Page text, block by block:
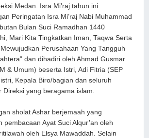
Medan. Isra Mi’raj tahun ini
Peringatan Isra Mi’raj Nabi Muhammad
Bulan Suci Ramadhan 1440
Mari Kita Tingkatkan Iman, Taqwa Serta
Perusahaan Yang Tangguh
dan dihadiri oleh Ahmad Gusmar
& Umum) beserta Istri, Adi Fitria (SEP
Kepala Biro/bagian dan seluruh
Direksi yang beragama islam.
sholat Ashar berjemaah yang
pembacaan Ayat Suci Alqur’an oleh
oleh Elsya Mawaddah. Selain